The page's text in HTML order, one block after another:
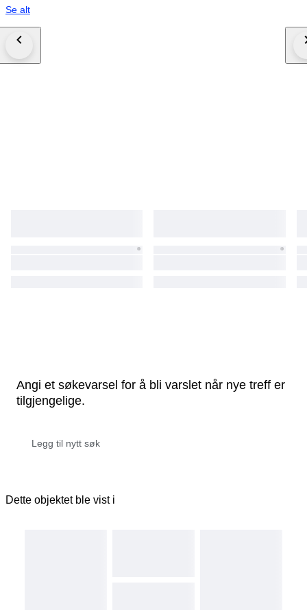
Se alt
Angi et søkevarsel for å bli varslet når nye treff er
tilgjengelige.
Dette objektet ble vist i